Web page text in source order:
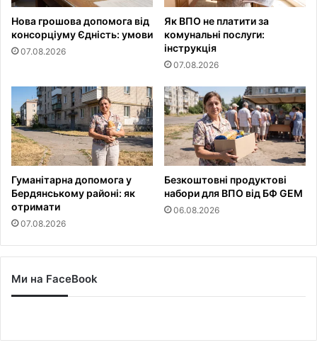
Нова грошова допомога від
консорціуму Єдність: умови
07.08.2026
Як ВПО не платити за
комунальні послуги:
інструкція
07.08.2026
Гуманітарна допомога у
Бердянському районі: як
отримати
07.08.2026
Безкоштовні продуктові
набори для ВПО від БФ GEM
06.08.2026
Ми на FaceBook